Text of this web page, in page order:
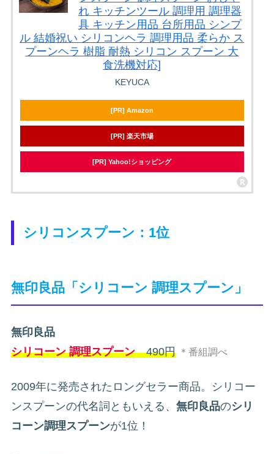
れ キッチンツール 調理用 調理器
具 キッチン用品 台所用品 シンプ
ル 結婚祝い シリコンヘラ 調理用品 柔らか ス
プーンヘラ 樹脂 耐熱 シリコン スプーン 大
食洗機対応]
KEYUCA
[PR] Amazon
[PR] 楽天市場
[PR] Yahoo!ショッピング
シリコンスプーン：1位
無印良品「シリコーン 調理スプーン」
無印良品
シリコーン 調理スプーン490円 ＊番組調べ
2009年に発売されたロングセラー商品。シリコー
ンスプーンの代名詞ともいえる、 無印良品のシリ
コーン調理スプーンが1位！